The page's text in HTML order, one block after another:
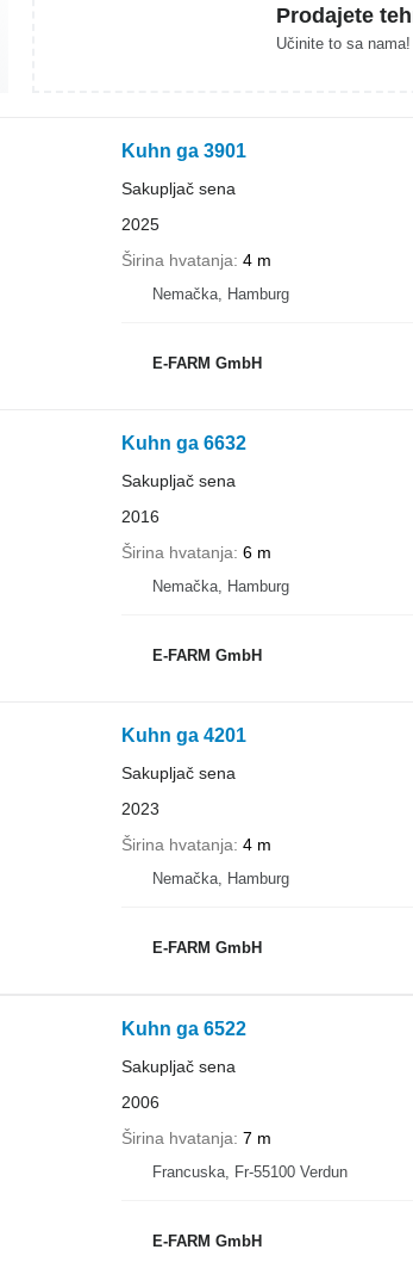
Prodajete
Učinite to sa nama!
Kuhn ga 3901
Sakupljač sena
2025
Širina hvatanja 4 m
Nemačka, Hamburg
E-FARM GmbH
Kuhn ga 6632
Sakupljač sena
2016
Širina hvatanja 6 m
Nemačka, Hamburg
E-FARM GmbH
Kuhn ga 4201
Sakupljač sena
2023
Širina hvatanja 4 m
Nemačka, Hamburg
E-FARM GmbH
Kuhn ga 6522
Sakupljač sena
2006
Širina hvatanja 7 m
Francuska, Fr-55100 Verdun
E-FARM GmbH